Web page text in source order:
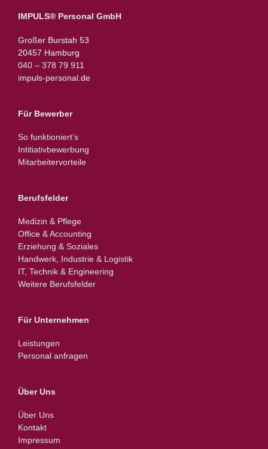
IMPULS® Personal GmbH
Großer Burstah 53
20457 Hamburg
040 – 378 79 911
impuls-personal.de
Für Bewerber
So funktioniert’s
Intitiativbewerbung
Mitarbeitervorteile
Berufsfelder
Medizin & Pflege
Office & Accounting
Erziehung & Soziales
Handwerk, Industrie & Logistik
IT, Technik & Engineering
Weitere Berufsfelder
Für Unternehmen
Leistungen
Personal anfragen
Über Uns
Über Uns
Kontakt
Impressum